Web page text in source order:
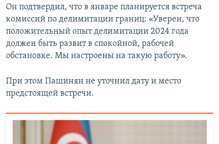
Он подтвердил, что в январе планируется встреча
комиссий по делимитации границ: «Уверен, что
положительный опыт делимитации 2024 года
должен быть развит в спокойной, рабочей
обстановке. Мы настроены на такую работу».
При этом Пашинян не уточнил дату и место
предстоящей встречи.